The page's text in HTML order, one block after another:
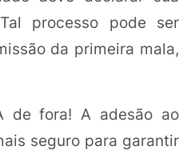
processo pode ser
da primeira mala,
de fora! A adesão ao
seguro para garantir